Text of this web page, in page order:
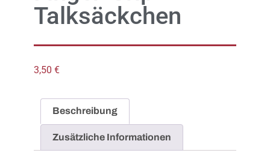
Talksäckchen
3,50 €
Beschreibung
Zusätzliche Informationen